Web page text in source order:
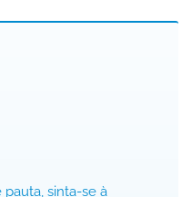
sinta-se à